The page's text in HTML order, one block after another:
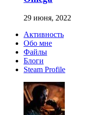
29 июня, 2022
Активность
Обо мне
Файлы
Блоги
Steam Profile